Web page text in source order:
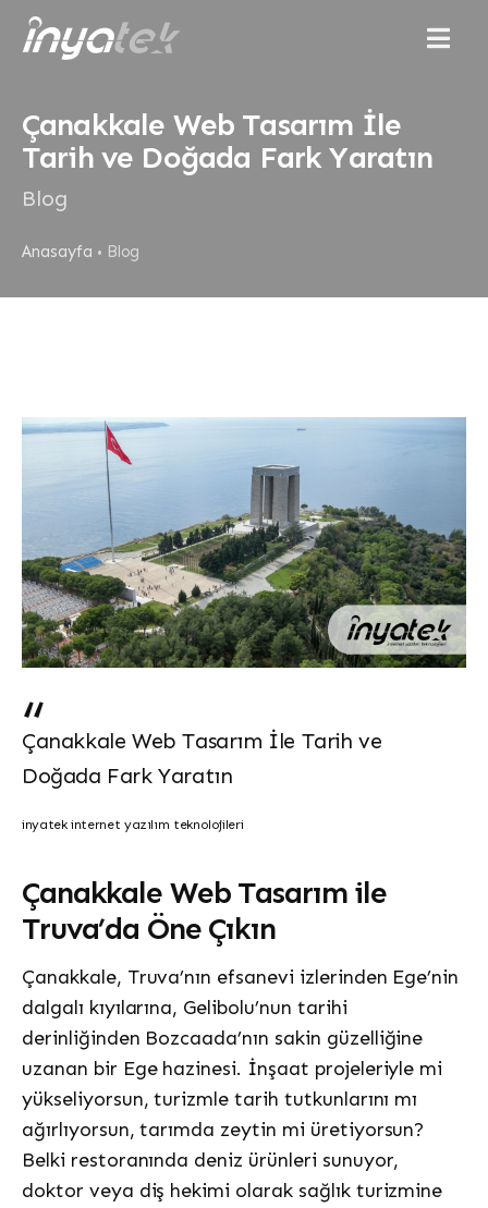
Menu
Çanakkale Web Tasarım İle
Tarih ve Doğada Fark Yaratın
Blog
Anasayfa • Blog
Çanakkale Web Tasarım İle Tarih ve
Doğada Fark Yaratın
inyatek internet yazılım teknolojileri
Çanakkale Web Tasarım ile
Truva’da Öne Çıkın
Çanakkale, Truva’nın efsanevi izlerinden Ege’nin
dalgalı kıyılarına, Gelibolu’nun tarihi
derinliğinden Bozcaada’nın sakin güzelliğine
uzanan bir Ege hazinesi. İnşaat projeleriyle mi
yükseliyorsun, turizmle tarih tutkunlarını mı
ağırlıyorsun, tarımda zeytin mi üretiyorsun?
Belki restoranında deniz ürünleri sunuyor,
doktor veya diş hekimi olarak sağlık turizmine